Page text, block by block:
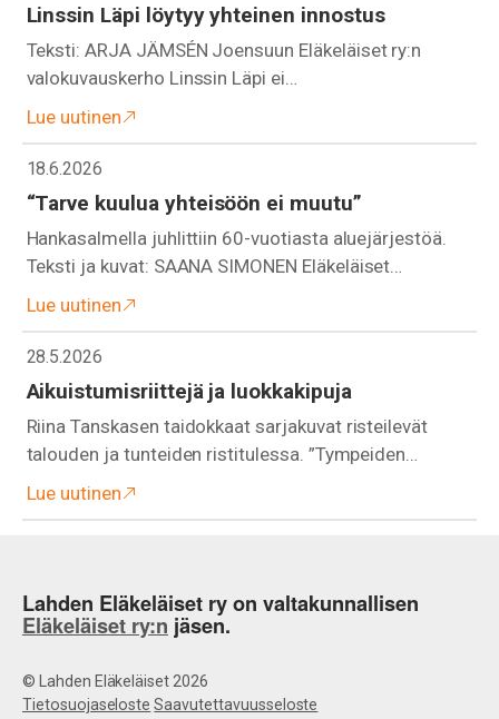
Linssin Läpi löytyy yhteinen innostus
Teksti: ARJA JÄMSÉN Joensuun Eläkeläiset ry:n
valokuvauskerho Linssin Läpi ei…
Lue uutinen
18.6.2026
“Tarve kuulua yhteisöön ei muutu”
Hankasalmella juhlittiin 60-vuotiasta aluejärjestöä.
Teksti ja kuvat: SAANA SIMONEN Eläkeläiset…
Lue uutinen
28.5.2026
Aikuistumisriittejä ja luokkakipuja
Riina Tanskasen taidokkaat sarjakuvat risteilevät
talouden ja tunteiden ristitulessa. ”Tympeiden…
Lue uutinen
Lahden Eläkeläiset ry on valtakunnallisen
Eläkeläiset ry:n jäsen.
© Lahden Eläkeläiset 2026
Tietosuojaseloste Saavutettavuusseloste